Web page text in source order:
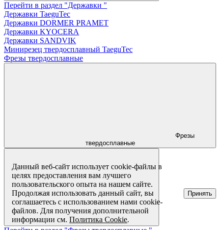
Перейти в раздел "Державки "
Державки TaeguTec
Державки DORMER PRAMET
Державки KYOCERA
Державки SANDVIK
Минирезец твердосплавный TaeguTec
Фрезы твердосплавные
Фрезы
твердосплавные
Данный веб-сайт использует cookie-файлы в
целях предоставления вам лучшего
пользовательского опыта на нашем сайте.
Продолжая использовать данный сайт, вы
соглашаетесь с использованием нами cookie-
файлов. Для получения дополнительной
информации см.Политика Cookie.
Принять